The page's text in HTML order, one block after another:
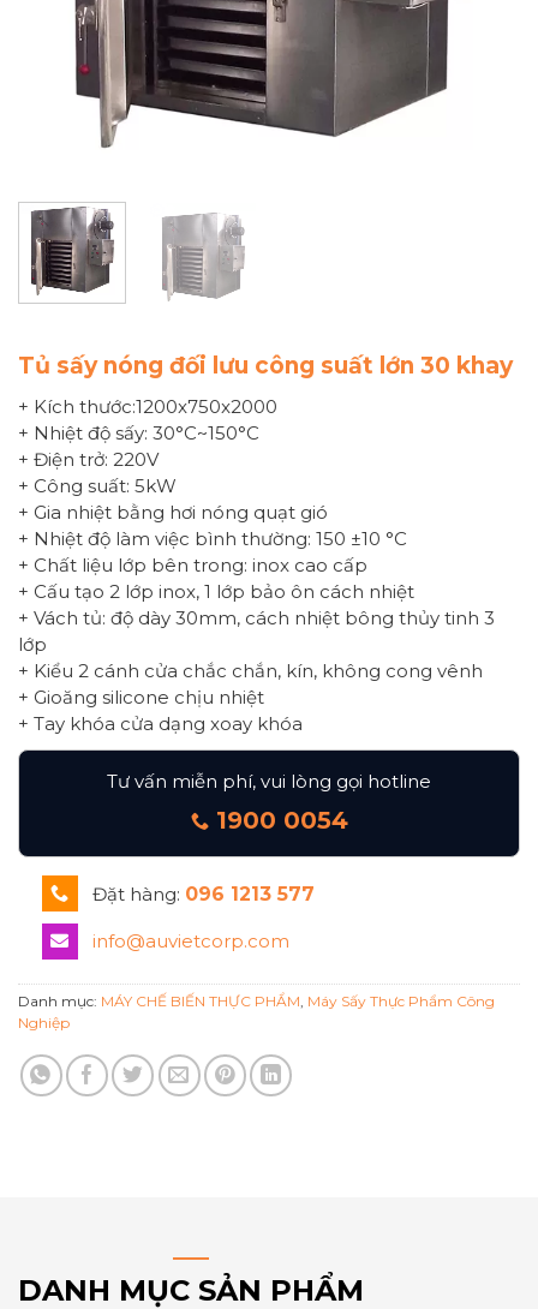
Tủ sấy nóng đối lưu công suất lớn 30 khay
+ Kích thước:1200x750x2000
+ Nhiệt độ sấy: 30°C~150°C
+ Điện trở: 220V
+ Công suất: 5kW
+ Gia nhiệt bằng hơi nóng quạt gió
+ Nhiệt độ làm việc bình thường: 150 ±10 °C
+ Chất liệu lớp bên trong: inox cao cấp
+ Cấu tạo 2 lớp inox, 1 lớp bảo ôn cách nhiệt
+ Vách tủ: độ dày 30mm, cách nhiệt bông thủy tinh 3
lớp
+ Kiểu 2 cánh cửa chắc chắn, kín, không cong vênh
+ Gioăng silicone chịu nhiệt
+ Tay khóa cửa dạng xoay khóa
Tư vấn miễn phí, vui lòng gọi hotline
1900 0054
Đặt hàng: 096 1213 577
info@auvietcorp.com
Danh mục: MÁY CHẾ BIẾN THỰC PHẨM Máy Sấy Thực Phẩm Công
Nghiệp
DANH MỤC SẢN PHẨM